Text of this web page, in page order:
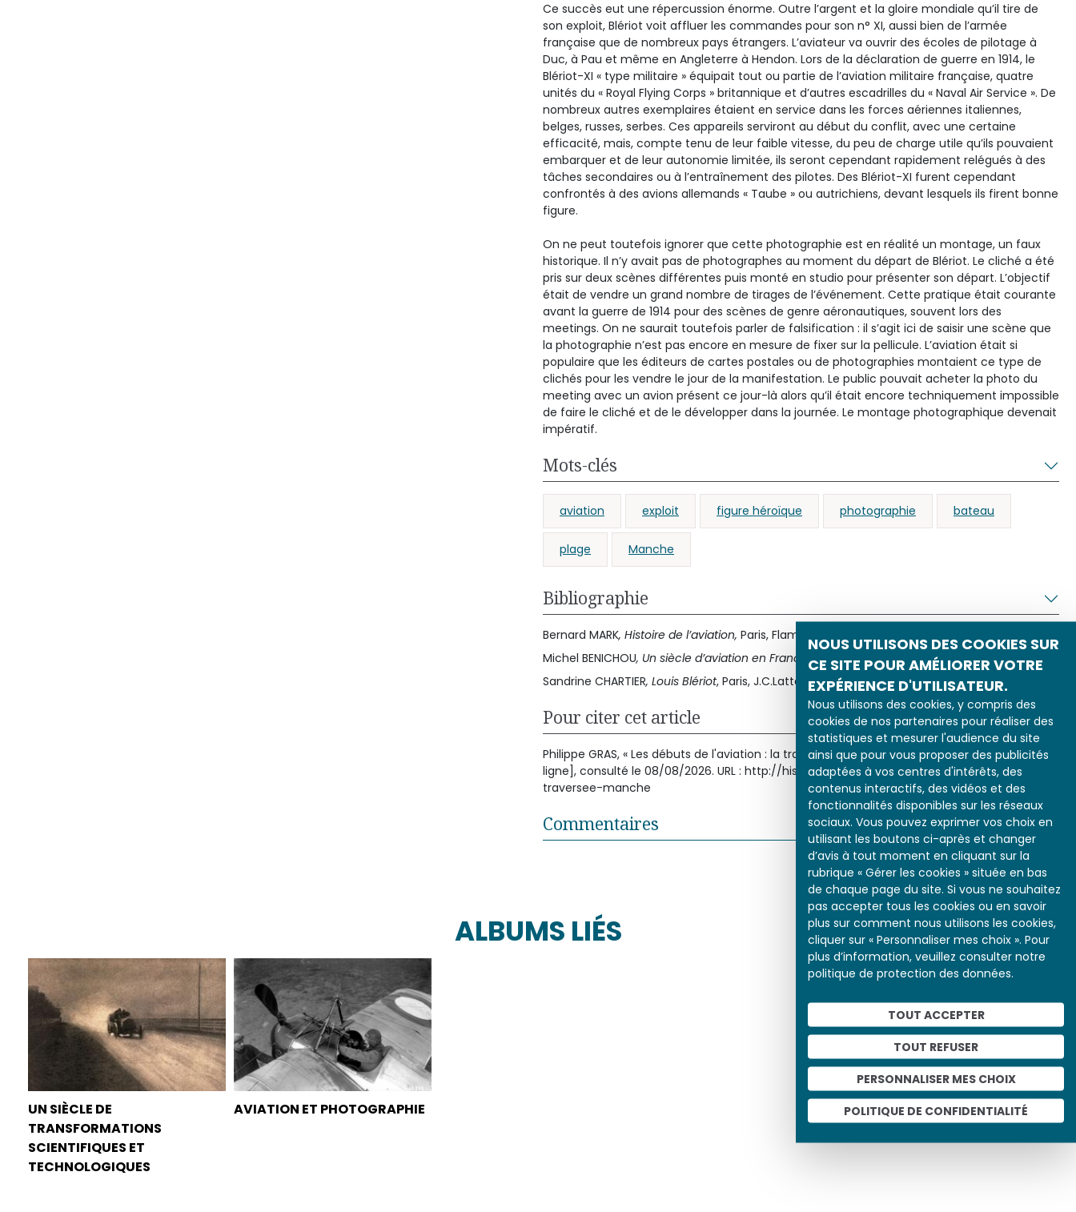
NOUS UTILISONS DES COOKIES SUR
CE SITE POUR AMÉLIORER VOTRE
EXPÉRIENCE D'UTILISATEUR.
Nous utilisons des cookies, y compris des
cookies de nos partenaires pour réaliser des
statistiques et mesurer l'audience du site
ainsi que pour vous proposer des publicités
adaptées à vos centres d'intérêts, des
contenus interactifs, des vidéos et des
fonctionnalités disponibles sur les réseaux
sociaux. Vous pouvez exprimer vos choix en
utilisant les boutons ci-après et changer
d’avis à tout moment en cliquant sur la
rubrique « Gérer les cookies » située en bas
de chaque page du site. Si vous ne souhaitez
pas accepter tous les cookies ou en savoir
plus sur comment nous utilisons les cookies,
cliquer sur « Personnaliser mes choix ». Pour
plus d’information, veuillez consulter notre
politique de protection des données.
TOUT ACCEPTER
TOUT REFUSER
PERSONNALISER MES CHOIX
POLITIQUE DE CONFIDENTIALITÉ
Ce succès eut une répercussion énorme. Outre l’argent et la gloire mondiale qu’il tire de
son exploit, Blériot voit affluer les commandes pour son n° XI, aussi bien de l’armée
française que de nombreux pays étrangers. L’aviateur va ouvrir des écoles de pilotage à
Duc, à Pau et même en Angleterre à Hendon. Lors de la déclaration de guerre en 1914, le
Blériot-XI « type militaire » équipait tout ou partie de l’aviation militaire française, quatre
unités du « Royal Flying Corps » britannique et d’autres escadrilles du « Naval Air Service ». De
nombreux autres exemplaires étaient en service dans les forces aériennes italiennes,
belges, russes, serbes. Ces appareils serviront au début du conflit, avec une certaine
efficacité, mais, compte tenu de leur faible vitesse, du peu de charge utile qu’ils pouvaient
embarquer et de leur autonomie limitée, ils seront cependant rapidement relégués à des
tâches secondaires ou à l’entraînement des pilotes. Des Blériot-XI furent cependant
confrontés à des avions allemands « Taube » ou autrichiens, devant lesquels ils firent bonne
figure.
On ne peut toutefois ignorer que cette photographie est en réalité un montage, un faux
historique. Il n’y avait pas de photographes au moment du départ de Blériot. Le cliché a été
pris sur deux scènes différentes puis monté en studio pour présenter son départ. L’objectif
était de vendre un grand nombre de tirages de l’événement. Cette pratique était courante
avant la guerre de 1914 pour des scènes de genre aéronautiques, souvent lors des
meetings. On ne saurait toutefois parler de falsification : il s’agit ici de saisir une scène que
la photographie n’est pas encore en mesure de fixer sur la pellicule. L’aviation était si
populaire que les éditeurs de cartes postales ou de photographies montaient ce type de
clichés pour les vendre le jour de la manifestation. Le public pouvait acheter la photo du
meeting avec un avion présent ce jour-là alors qu’il était encore techniquement impossible
de faire le cliché et de le développer dans la journée. Le montage photographique devenait
impératif.
Mots-clés
aviation exploit figure héroïque photographie bateau
plage Manche
Bibliographie
Bernard MARK, Histoire de l’aviation, Paris, Flammarion, 2001.
Michel BENICHOU, Un siècle d’aviation en France,Paris, Larivière, 2000.
Sandrine CHARTIER, Louis Blériot, Paris, J.C.Lattès, 1992.
Pour citer cet article
Philippe GRAS, « Les débuts de l'aviation : la traversée de la Manche », Histoire par l'image [en
ligne], consulté le 08/08/2026. URL : http://histoire-image.org/etudes/debuts-aviation-
traversee-manche
Commentaires
Partager sur
ALBUMS LIÉS
UN SIÈCLE DE
TRANSFORMATIONS
SCIENTIFIQUES ET
TECHNOLOGIQUES
AVIATION ET PHOTOGRAPHIE